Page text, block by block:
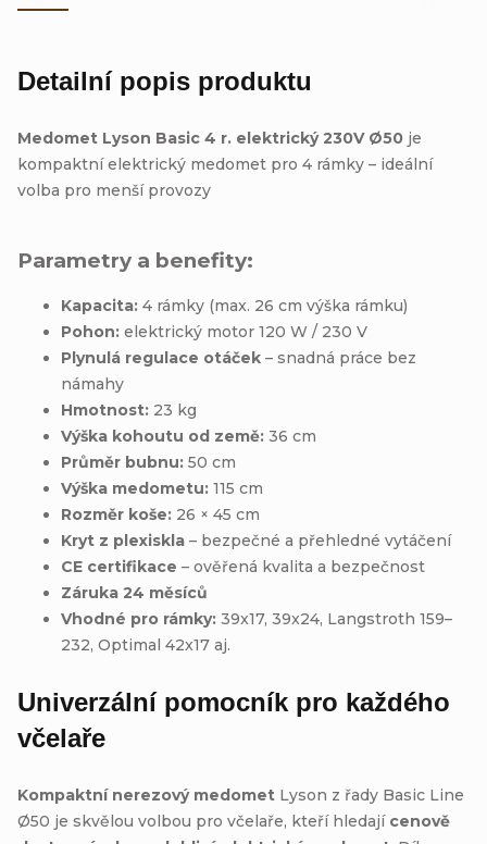
Detailní popis produktu
Medomet Lyson Basic 4 r. elektrický 230V Ø50 je
kompaktní elektrický medomet pro 4 rámky – ideální
volba pro menší provozy
Parametry a benefity:
Kapacita: 4 rámky (max. 26 cm výška rámku)
Pohon: elektrický motor 120 W / 230 V
Plynulá regulace otáček – snadná práce bez
námahy
Hmotnost: 23 kg
Výška kohoutu od země: 36 cm
Průměr bubnu: 50 cm
Výška medometu: 115 cm
Rozměr koše: 26 × 45 cm
Kryt z plexiskla – bezpečné a přehledné vytáčení
CE certifikace – ověřená kvalita a bezpečnost
Záruka 24 měsíců
Vhodné pro rámky: 39x17, 39x24, Langstroth 159–
232, Optimal 42x17 aj.
Univerzální pomocník pro každého
včelaře
Kompaktní nerezový medomet Lyson z řady Basic Line
Ø50 je skvělou volbou pro včelaře, kteří hledají cenově